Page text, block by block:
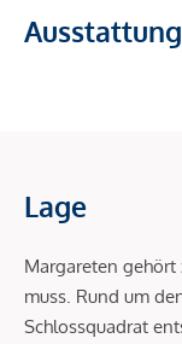
Ausstattung
Lage
Margareten
muss. Rund um
Schlossquadrat